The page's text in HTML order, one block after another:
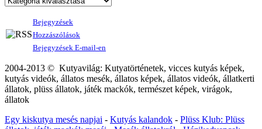
Bejegyzések
Hozzászólások
Bejegyzések E-mail-en
2004-2013 © Kutyavilág: Kutyatörténetek, vicces kutyás képek,
kutyás videók, állatos mesék, állatos képek, állatos videók, állatkerti
állatok, plüss állatok, játék mackók, természet képek, virágok,
állatok
Egy kiskutya mesés napjai - Kutyás kalandok - Plüss Klub: Plüss